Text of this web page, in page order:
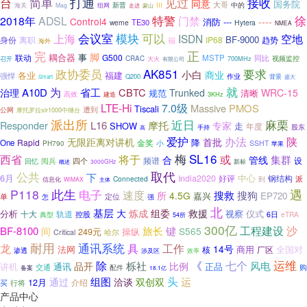
海关 Mag 组网 新晋 走进 蒙山 III 同意 大哥 中的 国务院
2018年ADSL Control4 weme TE30 特警 门禁 消防 --- Hytera ---- NMEA 徐
身份 离职 海外 上海 会议室 模块可以 福 ISDN IP68 BF-9000 趋势 空地
召开 联动 完 耦合器 事 脚 G500 CRAC 大火 有限公司 正 MSTP 700MHz 同比 视频监控
强悍 各业 Smart 政协委员 福建 Q200 AK851 小白 商业 作业 要求 背景 盛大
治理 A10D 为 高效 省工 建造 CBTC 规范 Trunked 3KHz 就 清晰 WRC-15
公网 摩托罗拉slr1000中继台 遭到 LTE-Hi Tiscali 7.0级 Massive PMOS
Responder 派出所 L16 SHOW 高 摩托近日 手持 专家 走 年度 麻栗 股东
One Rapid PH790 无限距离对讲机 金奖 小 爱护 降 首批 办法 SSHT 苹果 陕
西省 回忆 阅兵 概述 四个 3000GHz 将于 频谱 合 梅 SL16 或 新标 管线 集群 设
6月 公共 信息化 WiMAX 下 主体 Connected 取代 India2020 好评 中心 到 钢结构 派
单 P118 怎 此生 电子 定位 速度 强 所 4.5G 嘉兴 搜救 搜狗 EP720 遇
分析 十大 典型 轨道 控股 基层 大 炼成 组委 54所 救援 北 视察 仪式 6日 eTRA
BF-8100 间 Critical 249元 哈尔 操纵 旅长 键 S565 300亿工程建设沙
龙 渗透 耐用 法网 通讯系统具 涉及区 工作 效率 核 14号 商用 厂区 全国对
讲机 备案 交通 通讯 品开 除 配件 栎社 18.1亿 比例 《 正品 七个 风电运维 购
买 行将 12月 通过 介绍 组图 洽谈 双创双 头运
产品中心